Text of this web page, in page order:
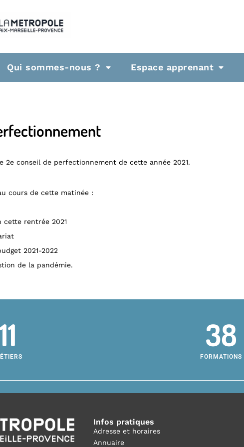
Qui sommes-nous ? Espace apprenant
2e conseil de perfectionnement de cette année 2021.
cours de cette matinée :
cette rentrée 2021
2021-2022
de la pandémie.
11 38
FORMATIONS
Infos pratiques
Adresse et horaires
Annuaire